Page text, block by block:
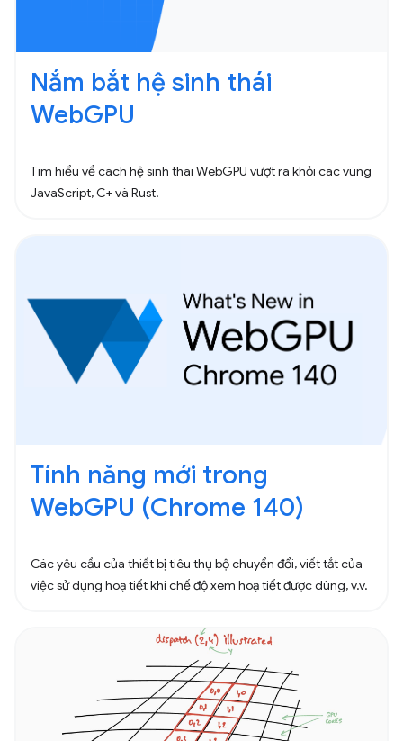
Nắm bắt hệ sinh thái
WebGPU
Tìm hiểu về cách hệ sinh thái WebGPU vượt ra khỏi các vùng
JavaScript, C+ và Rust.
Tính năng mới trong
WebGPU (Chrome 140)
Các yêu cầu của thiết bị tiêu thụ bộ chuyển đổi, viết tắt của
việc sử dụng hoạ tiết khi chế độ xem hoạ tiết được dùng, v.v.